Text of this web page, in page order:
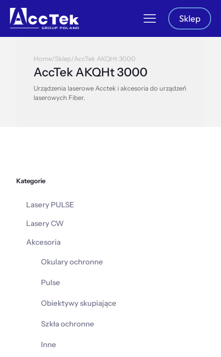
Sklep
Home/Sklep/AccTek AKQHt 3000
AccTek AKQHt 3000
Urządzenia laserowe Acctek i akcesoria do urządzeń
laserowych Fiber.
Kategorie
Lasery PULSE
Lasery CW
Akcesoria
Okulary ochronne
Pulse
Obiektywy skupiające
Szkła ochronne
Inne